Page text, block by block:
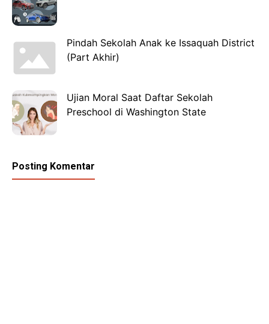
Pindah Sekolah Anak ke Issaquah District
(Part Akhir)
Ujian Moral Saat Daftar Sekolah
Preschool di Washington State
Posting Komentar